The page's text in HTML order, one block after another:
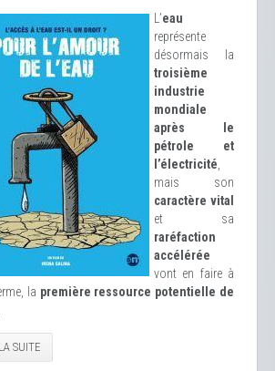
L’eau
représente
désormais la
troisième
industrie
mondiale
après le
pétrole et
l’électricité
mais son
caractère vital
et sa
raréfaction
accélérée
vont en faire à
la première ressource potentielle de
SUITE